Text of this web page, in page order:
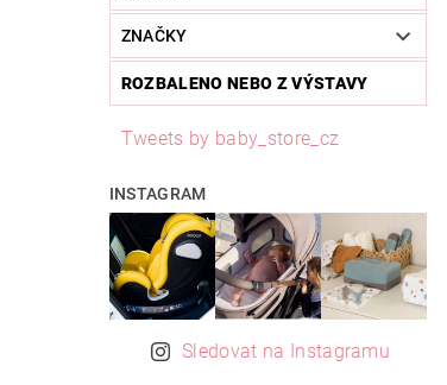
ZNAČKY
ROZBALENO NEBO Z VÝSTAVY
Tweets by baby_store_cz
INSTAGRAM
Sledovat na Instagramu